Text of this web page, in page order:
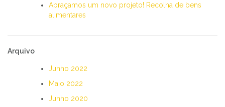
Abraçamos um novo projeto! Recolha de bens
alimentares
Arquivo
Junho 2022
Maio 2022
Junho 2020